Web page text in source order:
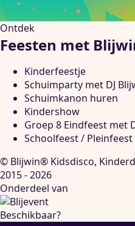
Ontdek
Feesten met
Kinderfeestje
Schuimparty met DJ
Schuimkanon huren
Kindershow
Groep 8 Eindfeest met
Schoolfeest / Pleinfeest
© Blijwin® Kidsdisco,
2015 - 2026
Onderdeel van
Beschikbaar?